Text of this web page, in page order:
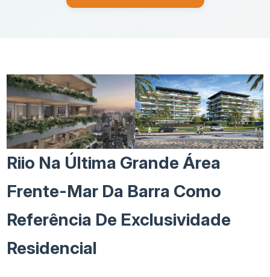
Riio Na Última Grande Área
Frente-Mar Da Barra Como
Referência De Exclusividade
Residencial